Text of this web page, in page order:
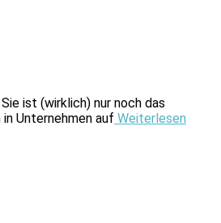
ist (wirklich) nur noch das
Unternehmen auf Weiterlesen